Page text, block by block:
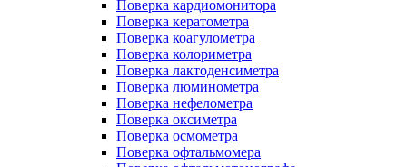
Поверка кардиомонитора
Поверка кератометра
Поверка коагулометра
Поверка колориметра
Поверка лактоденсиметра
Поверка люминометра
Поверка нефелометра
Поверка оксиметра
Поверка осмометра
Поверка офтальмомера